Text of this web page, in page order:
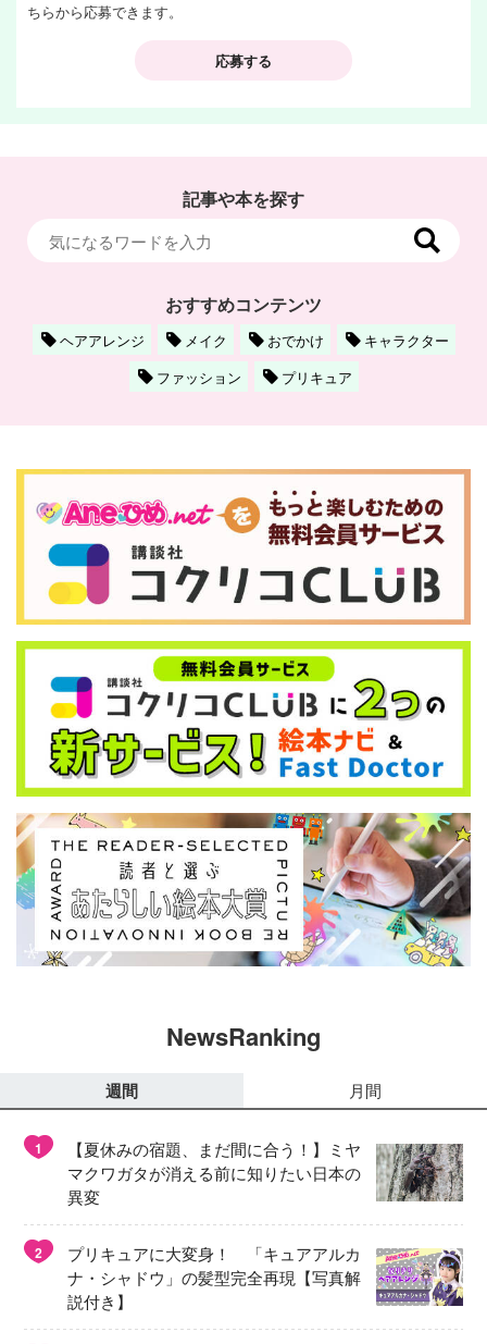
ちらから応募できます。
応募する
記事や本を探す
おすすめコンテンツ
ヘアアレンジ メイク おでかけ
キャラクター
ファッション
プリキュア
NewsRanking
週間 月間
1
【夏休みの宿題、まだ間に合う！】ミヤ
マクワガタが消える前に知りたい日本の
異変
2
プリキュアに大変身！ 「キュアアルカ
ナ・シャドウ」の髪型完全再現【写真解
説付き】